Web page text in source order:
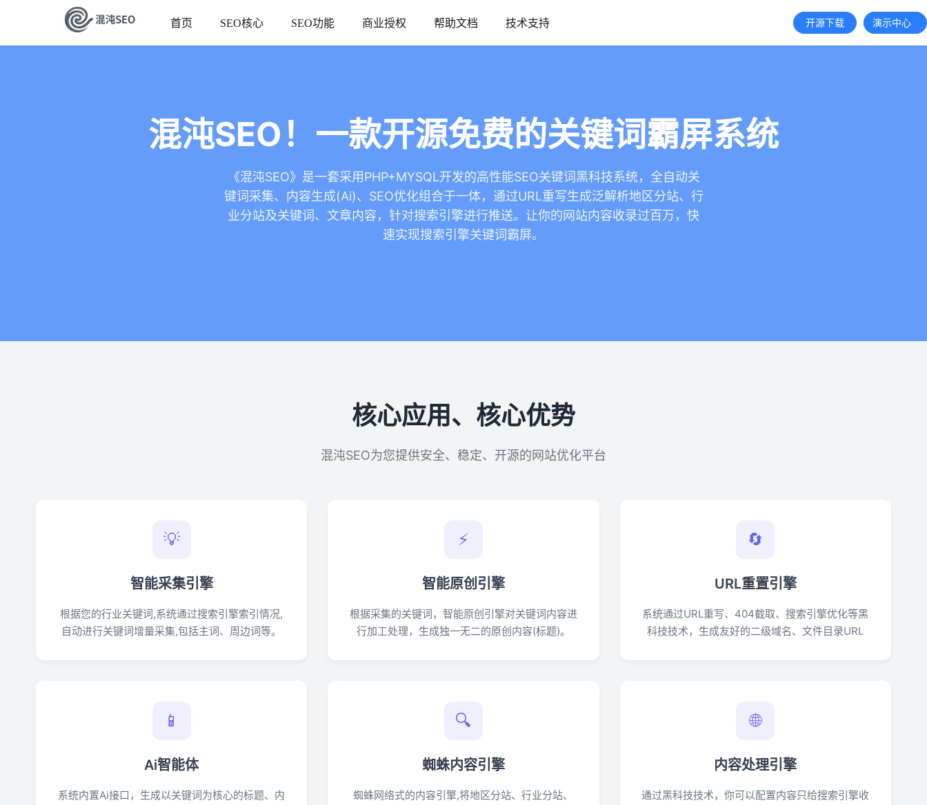
首页 SEO核心 SEO功能 商业授权 帮助文档 技术支持 开源下载 演示中心
混沌SEO！一款开源免费的关键词霸屏系统
《混沌SEO》是一套采用PHP+MYSQL开发的高性能SEO关键词黑科技系统，全自动关
键词采集、内容生成(Ai)、SEO优化组合于一体，通过URL重写生成泛解析地区分站、行
业分站及关键词、文章内容，针对搜索引擎进行推送。让你的网站内容收录过百万，快
速实现搜索引擎关键词霸屏。
核心应用、核心优势
混沌SEO为您提供安全、稳定、开源的网站优化平台
💡
智能采集引擎
根据您的行业关键词,系统通过搜索引擎索引情况,
自动进行关键词增量采集,包括主词、周边词等。
⚡
智能原创引擎
根据采集的关键词，智能原创引擎对关键词内容进
行加工处理，生成独一无二的原创内容(标题)。
🔄
URL重置引擎
系统通过URL重写、404截取、搜索引擎优化等黑
科技技术，生成友好的二级域名、文件目录URL
📱
Ai智能体
系统内置Ai接口，生成以关键词为核心的标题、内
🔍
蜘蛛内容引擎
蜘蛛网络式的内容引擎,将地区分站、行业分站、
🌐
内容处理引擎
通过黑科技技术，你可以配置内容只给搜索引擎收